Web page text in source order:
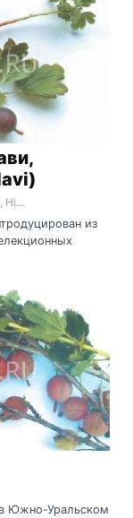
Hi...
из
в Южно-Уральском